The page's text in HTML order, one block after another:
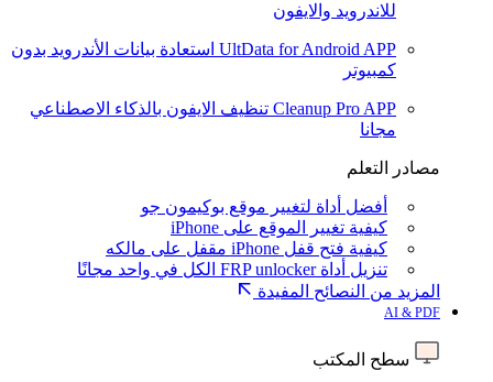
للاندرويد والايفون
UltData for Android APP استعادة بيانات الأندرويد بدون
كمبيوتر
Cleanup Pro APP تنظيف الايفون بالذكاء الاصطناعي
مجانا
مصادر التعلم
أفضل أداة لتغيير موقع بوكيمون جو
كيفية تغيير الموقع على iPhone
كيفية فتح قفل iPhone مقفل على مالكه
تنزيل أداة FRP unlocker الكل في واحد مجانًا
المزيد من النصائح المفيدة
AI & PDF
سطح المكتب